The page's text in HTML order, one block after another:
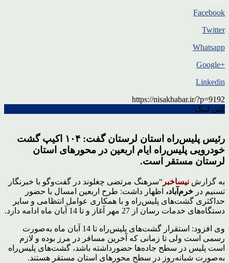
Facebook
Twitter
Whatsapp
+Google
Linkedin
https://nisakhabar.ir/?p=9192
کپی لینک
رئیس پلیس‌راه استان لرستان گفت: ۱۰۴ اکیپ گشت
خودرویی پلیس‌راه ایام اربعین در محورهای استان
لرستان مستقر است.
به گزارش نیساخبر “سرهنگ مرتضی چغلوند در گفت‌وگو با خبرنگار
تسنیم در خرم‌آباد، اظهار داشت: طرح اربعین امسال با حضور
حداکثری گشت‌های پلیس‌راه و با همکاری عوامل انتظامی و سایر
دستگاه‌های خدمات رسان از 27 مهر آغاز و تا 14 آبان ماه ادامه دارد.
وی افزود: استقرار گشت‌های پلیس‌راه تا 14 آبان ماه به‌صورت
رسمی است ولی تا زمانی که آخرین مسافر در مرز بوده و لازم
است پلیس در سطح جاده‌ها حضورداشته باشد، گشت‌های پلیس‌راه
به‌صورت شبانه‌روز در سطح محورهای استان مستقر هستند.